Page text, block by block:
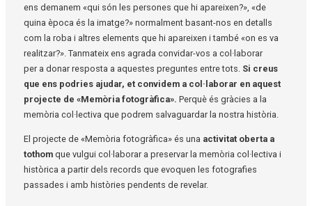
ens demanem «qui són les persones que hi apareixen?», «de
quina època és la imatge?» normalment basant-nos en detalls
com la roba i altres elements que hi apareixen i també «on es va
realitzar?». Tanmateix ens agrada convidar-vos a col·laborar
per a donar resposta a aquestes preguntes entre tots. Si creus
que ens podries ajudar, et convidem a col·laborar en aquest
projecte de «Memòria fotogràfica». Perquè és gràcies a la
memòria col·lectiva que podrem salvaguardar la nostra història.
El projecte de «Memòria fotogràfica» és una activitat oberta a
tothomque vulgui col·laborar a preservar la memòria col·lectiva i
històrica a partir dels records que evoquen les fotografies
passades i amb històries pendents de revelar.